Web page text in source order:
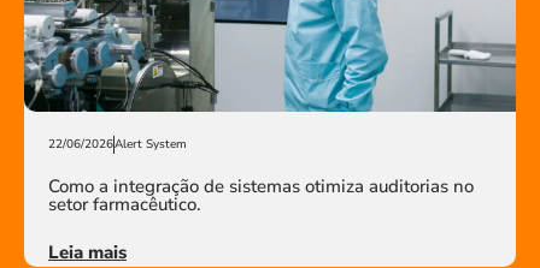
22/06/2026Alert System
Como a integração de sistemas otimiza auditorias no
setor farmacêutico.
Leia mais